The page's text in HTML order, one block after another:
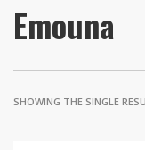
Emouna
SHOWING THE SINGLE